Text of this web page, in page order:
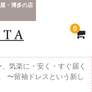
・博多の店
0
気楽に・安く・すぐ届く
〜留袖ドレスという新し